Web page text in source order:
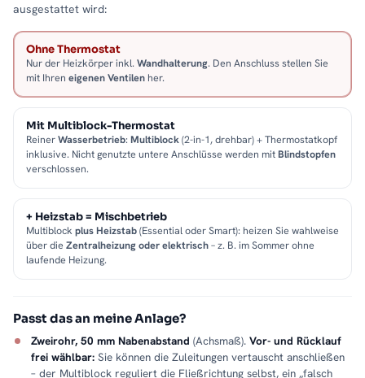
ausgestattet wird:
Ohne Thermostat
Nur der Heizkörper inkl. Wandhalterung. Den Anschluss stellen Sie
mit Ihren eigenen Ventilen her.
Mit Multiblock-Thermostat
ReinerWasserbetrieb: Multiblock(2-in-1, drehbar) + Thermostatkopf
inklusive. Nicht genutzte untere Anschlüsse werden mitBlindstopfen
verschlossen.
+ Heizstab = Mischbetrieb
Multiblock plus Heizstab(Essential oder Smart): heizen Sie wahlweise
über die Zentralheizung oder elektrisch– z. B. im Sommer ohne
laufende Heizung.
Passt das an meine Anlage?
Zweirohr, 50 mm Nabenabstand (Achsmaß). Vor- und Rücklauf
frei wählbar: Sie können die Zuleitungen vertauscht anschließen
– der Multiblock reguliert die Fließrichtung selbst, ein „falsch